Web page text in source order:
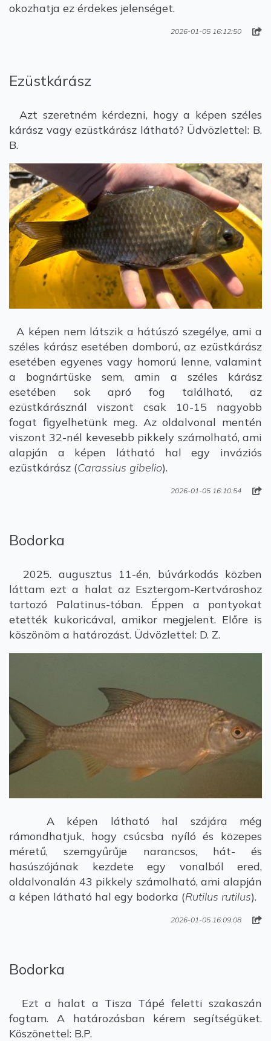
okozhatja ez érdekes jelenséget.
2026-01-05 16:12:50
Ezüstkárász
Azt szeretném kérdezni, hogy a képen széles
kárász vagy ezüstkárász látható? Üdvözlettel: B.
B.
A képen nem látszik a hátúszó szegélye, ami a
széles kárász esetében domború, az ezüstkárász
esetében egyenes vagy homorú lenne, valamint
a bognártüske sem, amin a széles kárász
esetében sok apró fog található, az
ezüstkárásznál viszont csak 10-15 nagyobb
fogat figyelhetünk meg. Az oldalvonal mentén
viszont 32-nél kevesebb pikkely számolható, ami
alapján a képen látható hal egy inváziós
ezüstkárász (Carassius gibelio).
2026-01-05 16:10:54
Bodorka
2025. augusztus 11-én, búvárkodás közben
láttam ezt a halat az Esztergom-Kertvároshoz
tartozó Palatinus-tóban. Éppen a pontyokat
etették kukoricával, amikor megjelent. Előre is
köszönöm a határozást. Üdvözlettel: D. Z.
A képen látható hal szájára még
rámondhatjuk, hogy csúcsba nyíló és közepes
méretű, szemgyűrűje narancsos, hát- és
hasúszójának kezdete egy vonalból ered,
oldalvonalán 43 pikkely számolható, ami alapján
a képen látható hal egy bodorka (Rutilus rutilus).
2026-01-05 16:09:08
Bodorka
Ezt a halat a Tisza Tápé feletti szakaszán
fogtam. A határozásban kérem segítségüket.
Köszönettel: B.P.